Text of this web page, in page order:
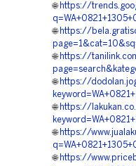
🌐 https://
🌐 https://
🌐 https://
🌐 https://
🌐 https://
🌐 https://
🌐 https://